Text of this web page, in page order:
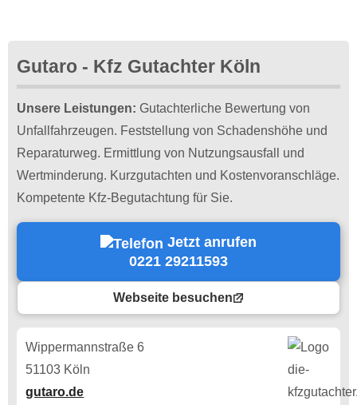
Gutaro - Kfz Gutachter Köln
Unsere Leistungen: Gutachterliche Bewertung von
Unfallfahrzeugen. Feststellung von Schadenshöhe und
Reparaturweg. Ermittlung von Nutzungsausfall und
Wertminderung. Kurzgutachten und Kostenvoranschläge.
Kompetente Kfz-Begutachtung für Sie.
Jetzt anrufen
0221 29211593
Webseite besuchen
Wippermannstraße 6
51103 Köln
gutaro.de